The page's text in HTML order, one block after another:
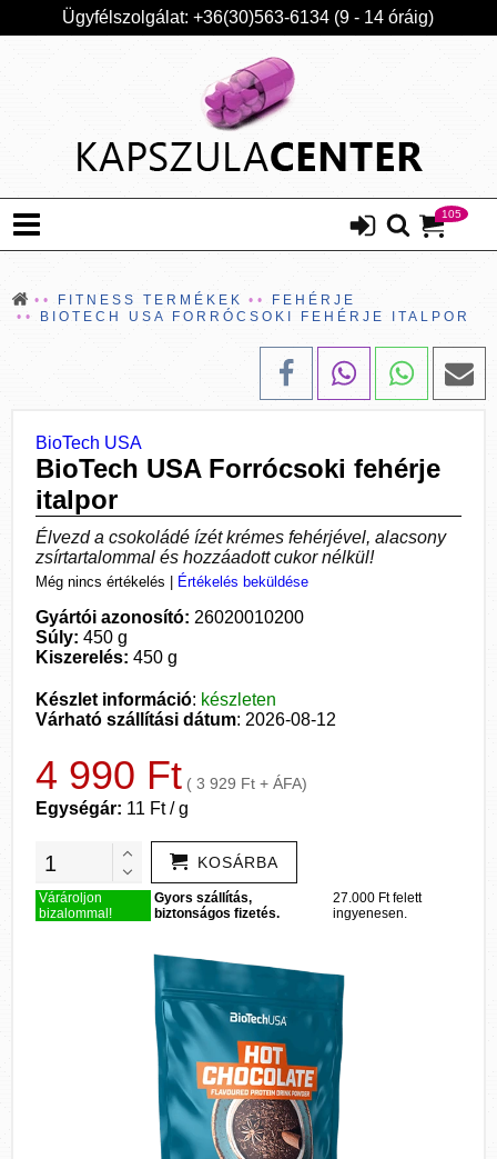
Ügyfélszolgálat: +36(30)563-6134 (9 - 14 óráig)
105
FITNESS TERMÉKEK
FEHÉRJE
BIOTECH USA FORRÓCSOKI FEHÉRJE ITALPOR
BioTech USA
BioTech USA Forrócsoki fehérje
italpor
Élvezd a csokoládé ízét krémes fehérjével, alacsony
zsírtartalommal és hozzáadott cukor nélkül!
Még nincs értékelés Értékelés beküldése
Gyártói azonosító: 26020010200
Súly: 450 g
Kiszerelés: 450 g
Készlet információ: készleten
Várható szállítási dátum: 2026-08-12
4 990 Ft ( 3 929 Ft + ÁFA)
Egységár: 11 Ft / g
KOSÁRBA
Várároljon
bizalommal!
Gyors szállítás,
biztonságos fizetés.
27.000 Ft felett
ingyenesen.